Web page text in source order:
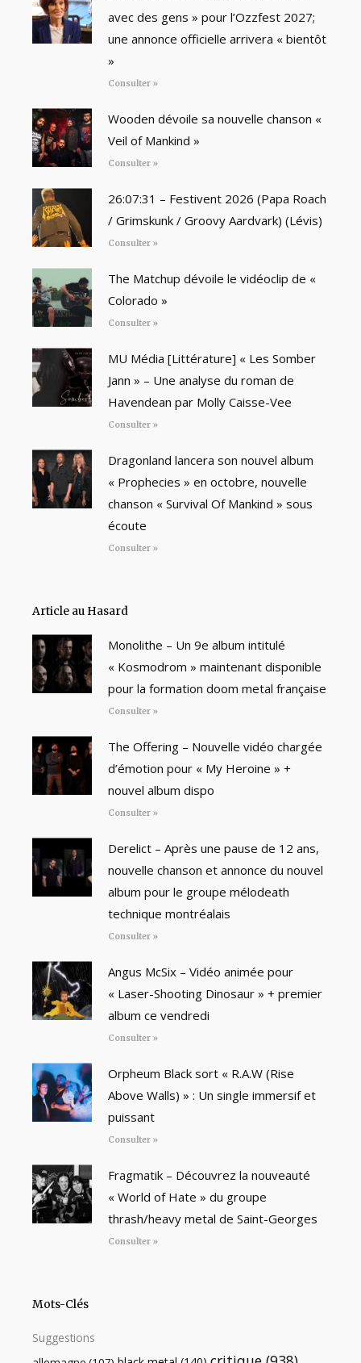
avec des gens » pour l’Ozzfest 2027;
une annonce officielle arrivera « bientôt
»
Consulter »
Wooden dévoile sa nouvelle chanson «
Veil of Mankind »
Consulter »
26:07:31 – Festivent 2026 (Papa Roach
/ Grimskunk / Groovy Aardvark) (Lévis)
Consulter »
The Matchup dévoile le vidéoclip de «
Colorado »
Consulter »
MU Média [Littérature] « Les Somber
Jann » – Une analyse du roman de
Havendean par Molly Caisse-Vee
Consulter »
Dragonland lancera son nouvel album
« Prophecies » en octobre, nouvelle
chanson « Survival Of Mankind » sous
écoute
Consulter »
Article au Hasard
Monolithe – Un 9e album intitulé
« Kosmodrom » maintenant disponible
pour la formation doom metal française
Consulter »
The Offering – Nouvelle vidéo chargée
d’émotion pour « My Heroine » +
nouvel album dispo
Consulter »
Derelict – Après une pause de 12 ans,
nouvelle chanson et annonce du nouvel
album pour le groupe mélodeath
technique montréalais
Consulter »
Angus McSix – Vidéo animée pour
« Laser-Shooting Dinosaur » + premier
album ce vendredi
Consulter »
Orpheum Black sort « R.A.W (Rise
Above Walls) » : Un single immersif et
puissant
Consulter »
Fragmatik – Découvrez la nouveauté
« World of Hate » du groupe
thrash/heavy metal de Saint-Georges
Consulter »
Mots-Clés
Suggestions